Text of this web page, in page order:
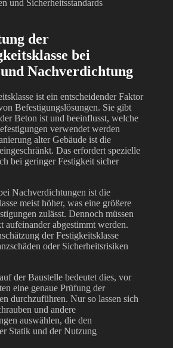
und Sicherheitsstandards
der
bei
Nachverdichtung
ist ein entscheidender Faktor
Befestigungslösungen. Sie gibt
Beton ist und beeinflusst, welche
verwendet werden
alter Gebäude ist die
Das erfordert spezielle
bei geringer Festigkeit sicher
Nachverdichtungen ist die
meist höher, was eine größere
zulässt. Dennoch müssen
aufeinander abgestimmt werden.
der Festigkeitsklasse
oder Sicherheitsrisiken
der Baustelle bedeutet dies, vor
eine genaue Prüfung der
durchzuführen. Nur so lassen sich
und andere
auswählen, die den
Statik und der Nutzung